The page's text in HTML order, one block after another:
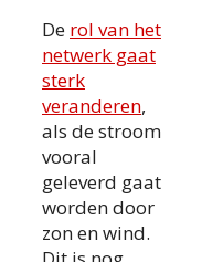
De rol van het
netwerk gaat
sterk
veranderen,
als de stroom
vooral
geleverd gaat
worden door
zon en wind.